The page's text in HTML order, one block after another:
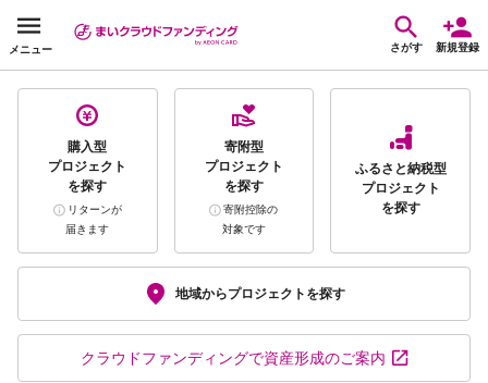
メニュー さがす 新規登録
購入型
プロジェクト
を探す
リターンが
届きます
寄附型
プロジェクト
を探す
寄附控除の
対象です
ふるさと納税型
プロジェクト
を探す
地域からプロジェクトを探す
クラウドファンディングで資産形成のご案内